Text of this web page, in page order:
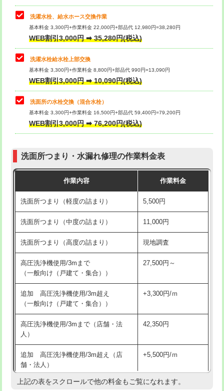
排水管工事（土の掘削・埋め戻し作
業）
排水管工事（排水管工事/3ｍまで） 55,000円
排水管工事（追加 排水管工事/3ｍ超
え）
マス交換（土の掘削・埋め戻し作業）
マス交換（深さ50㎝未満）
マス交換（深さ50㎝以上）
モルタル補修（厚さ10㎝まで） 27,500円
モルタル補修（厚さ10㎝超え） 38,500円
洗面台設置 38,500円
バスタブ設置 現場見積
追加人工 16,500円
廃棄・処分
※給水管工事は20mmまでの価格です。
キッチンタンク脱着
その他部品の脱着
交換・取付（タンク）
交換・取付(単水栓（壁付・デッキ
式）)
交換・取付(混合水栓（壁付・デッキ
式・ワンホール）)
16,500円+材料費
（P/S/ポップアップ））
交換・取付（その他部品） 11,000円+材料費
持込商品取付（単水栓） 13,200円
持込商品取付（混合水栓） 16,500円
持込商品取付（浄水器・分岐水栓） 16,500円
給水管工事※（ホール加工) 16,500円
給水管工事※（バンド止め)
給水管工事※（支持金具設置) 5,500円
給水管工事※（保温材使用（バンド止
め込み）)
5,500円
給水管工事※（土の掘削・埋め戻し作
業)
11,000円
給水管工事※（塩ビ管（VP・HI）使
用/3ｍまで)
洗濯水栓、給水ホース交換作業
基本料金 3,300円+作業料金 22,000円+部品代 12,980円=38,280円
WEB割引3,000円 ➡ 35,280円(税込)
洗濯水栓給水栓上部交換
基本料金 3,300円+作業料金 8,800円+部品代 990円=13,090円
WEB割引3,000円 ➡ 10,090円(税込)
洗面所の水栓交換（混合水栓）
基本料金 3,300円+作業料金 16,500円+部品代 59,400円=79,200円
WEB割引3,000円 ➡ 76,200円(税込)
洗面所つまり・水漏れ修理の作業料金表
作業内容 作業料金
洗面所つまり（軽度の詰まり） 5,500円
洗面所つまり（中度の詰まり） 11,000円
洗面所つまり（高度の詰まり） 現地調査
高圧洗浄機使用/3mまで
（一般向け（戸建て・集合））
27,500円～
追加 高圧洗浄機使用/3m超え
（一般向け（戸建て・集合））
+3,300円/ｍ
高圧洗浄機使用/3mまで（店舗・法
人）
42,350円
追加 高圧洗浄機使用/3m超え（店
舗・法人）
+5,500円/ｍ
高度高圧洗浄換 現地調査
上記の表をスクロールで他の料金もご覧になれます。